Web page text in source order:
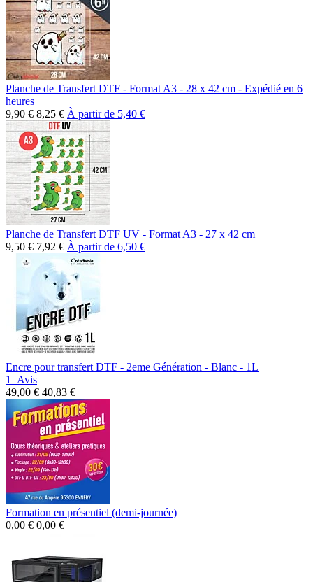
Planche de Transfert DTF - Format A3 - 28 x 42 cm - Expédié en 6
heures
9,90 € 8,25 € À partir de 5,40 €
Planche de Transfert DTF UV - Format A3 - 27 x 42 cm
9,50 € 7,92 € À partir de 6,50 €
Encre pour transfert DTF - 2eme Génération - Blanc - 1L
1 Avis
49,00 € 40,83 €
Formation en présentiel (demi-journée)
0,00 € 0,00 €